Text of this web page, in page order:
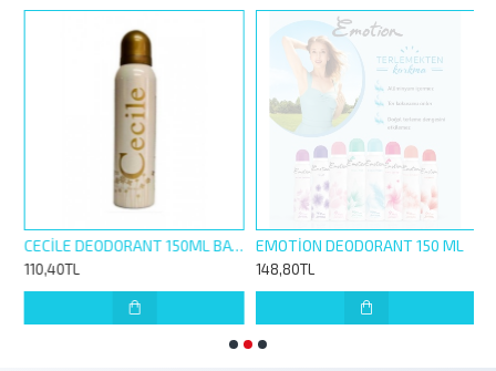
CECİLE DEODORANT 150ML BAYAN
110,40TL
EMOTİON DEODORANT 150 ML
148,80TL